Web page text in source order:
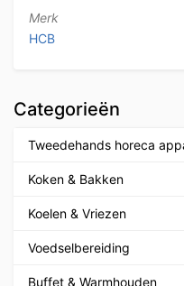
Merk
HCB
Categorieën
Tweedehands horeca
Koken & Bakken
Koelen & Vriezen
Voedselbereiding
Buffet & Warmhouden